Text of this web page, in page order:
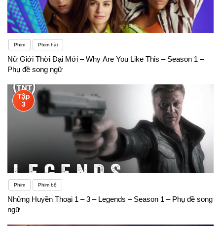
Phim Phim hài
Nữ Giới Thời Đại Mới – Why Are You Like This – Season 1 –
Phụ đề song ngữ
Tập
3
Phim Phim bộ
Những Huyền Thoại 1 – 3 – Legends – Season 1 – Phụ đề song
ngữ